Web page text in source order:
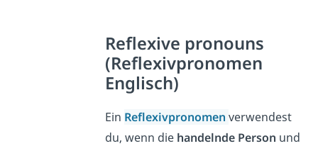
Reflexive pronouns
(Reflexivpronomen
Englisch)
Ein Reflexivpronomen verwendest
du, wenn die handelnde Person und